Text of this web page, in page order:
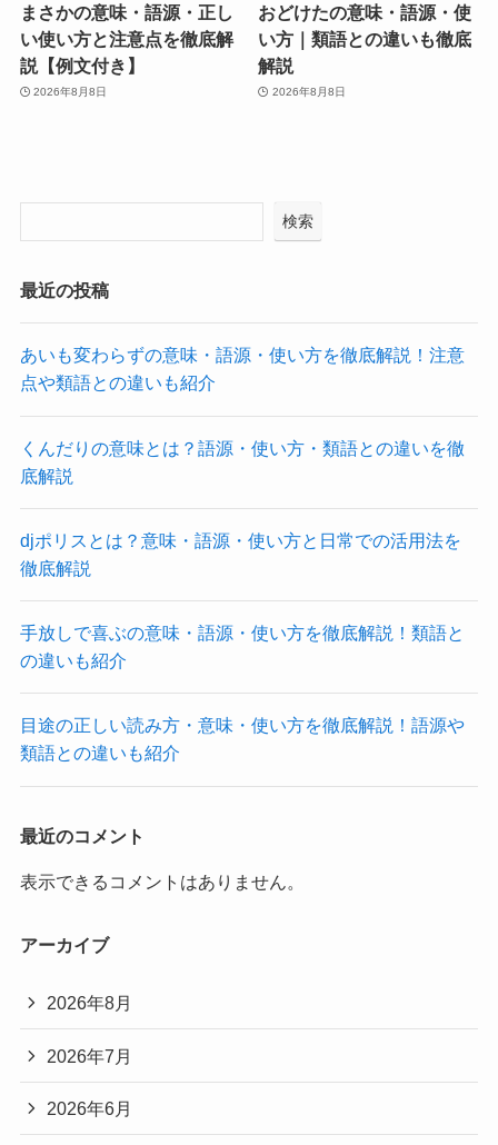
まさかの意味・語源・正し
い使い方と注意点を徹底解
説【例文付き】
2026年8月8日
おどけたの意味・語源・使
い方｜類語との違いも徹底
解説
2026年8月8日
検索
最近の投稿
あいも変わらずの意味・語源・使い方を徹底解説！注意
点や類語との違いも紹介
くんだりの意味とは？語源・使い方・類語との違いを徹
底解説
djポリスとは？意味・語源・使い方と日常での活用法を
徹底解説
手放しで喜ぶの意味・語源・使い方を徹底解説！類語と
の違いも紹介
目途の正しい読み方・意味・使い方を徹底解説！語源や
類語との違いも紹介
最近のコメント
表示できるコメントはありません。
アーカイブ
2026年8月
2026年7月
2026年6月